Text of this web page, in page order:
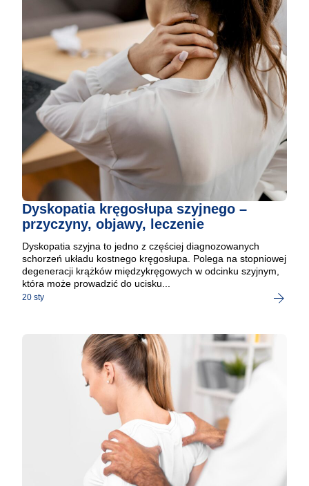
Dyskopatia kręgosłupa szyjnego –
przyczyny, objawy, leczenie
Dyskopatia szyjna to jedno z częściej diagnozowanych
schorzeń układu kostnego kręgosłupa. Polega na stopniowej
degeneracji krążków międzykręgowych w odcinku szyjnym,
która może prowadzić do ucisku...
20 sty